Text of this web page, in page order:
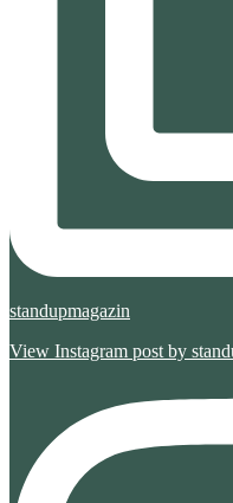
standupmagazin
View Instagram post by